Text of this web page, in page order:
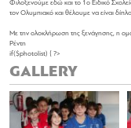
Φιλοξενούμε εδώ και το 1ο Ειδικό
τον Ολυμπιακό και θέλουμε να είναι
Με την ολοκλήρωση της ξενάγησης, η
Ρέντη
if($photolist) { ?>
GALLERY